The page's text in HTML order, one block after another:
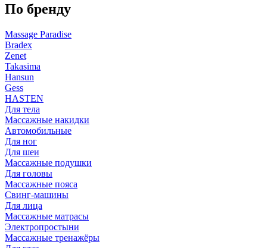
По бренду
Massage Paradise
Bradex
Zenet
Takasima
Hansun
Gess
HASTEN
Для тела
Массажные накидки
Автомобильные
Для ног
Для шеи
Массажные подушки
Для головы
Массажные пояса
Свинг-машины
Для лица
Массажные матрасы
Электропростыни
Массажные тренажёры